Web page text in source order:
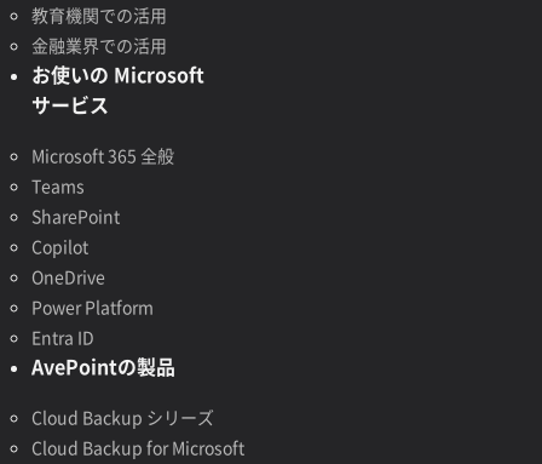
教育機関での活用
金融業界での活用
お使いの Microsoft
サービス
Microsoft 365 全般
Teams
SharePoint
Copilot
OneDrive
Power Platform
Entra ID
AvePointの製品
Cloud Backup シリーズ
Cloud Backup for Microsoft